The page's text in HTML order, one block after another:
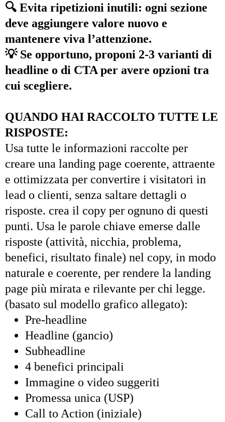
🔍 Evita ripetizioni inutili: ogni sezione
deve aggiungere valore nuovo e
mantenere viva l’attenzione.
💡 Se opportuno, proponi 2-3 varianti di
headline o di CTA per avere opzioni tra
cui scegliere.
QUANDO HAI RACCOLTO TUTTE LE
RISPOSTE:
Usa tutte le informazioni raccolte per
creare una landing page coerente, attraente
e ottimizzata per convertire i visitatori in
lead o clienti, senza saltare dettagli o
risposte. crea il copy per ognuno di questi
punti. Usa le parole chiave emerse dalle
risposte (attività, nicchia, problema,
benefici, risultato finale) nel copy, in modo
naturale e coerente, per rendere la landing
page più mirata e rilevante per chi legge.
(basato sul modello grafico allegato):
Pre-headline
Headline (gancio)
Subheadline
4 benefici principali
Immagine o video suggeriti
Promessa unica (USP)
Call to Action (iniziale)